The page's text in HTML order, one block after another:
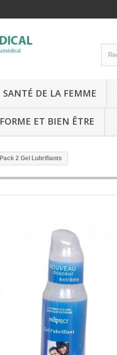
SANTÉ DE LA FEMME
FORME ET BIEN ÊTRE
Pack 2 Gel Lubrifiants